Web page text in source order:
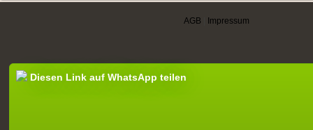
AGB Impressum
Diesen Link auf WhatsApp teilen